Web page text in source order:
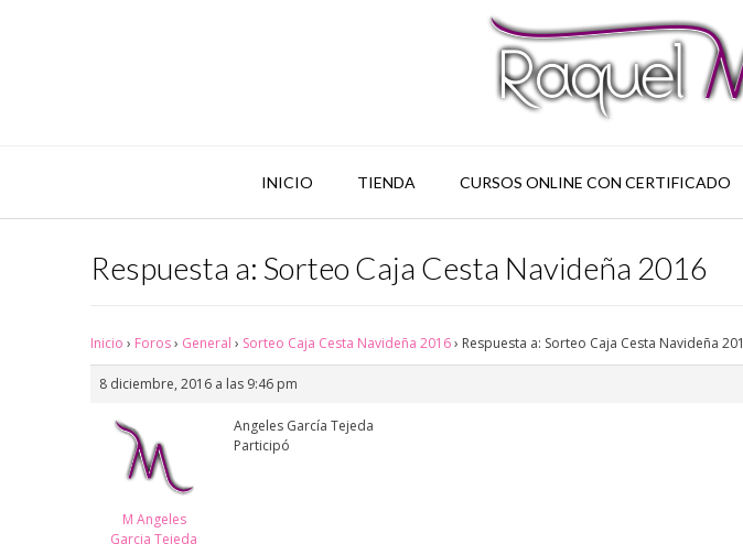
INICIO TIENDA CURSOS ONLINE CON CERTIFICADO
Respuesta a: Sorteo Caja Cesta Navideña 2016
Inicio › Foros› General › Sorteo Caja Cesta Navideña 2016› Respuesta a: Sorteo Caja Cesta Navideña
8 diciembre, 2016 a las 9:46 pm
M Angeles
Garcia Tejeda
Angeles García Tejeda
Participó